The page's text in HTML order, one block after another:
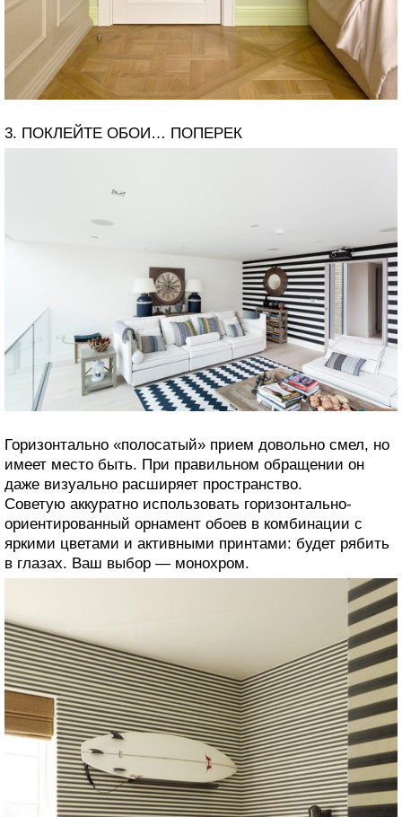
3. ПОКЛЕЙТЕ ОБОИ… ПОПЕРЕК
Горизонтально «полосатый» прием довольно смел, но
имеет место быть. При правильном обращении он
даже визуально расширяет пространство.
Советую аккуратно использовать горизонтально-
ориентированный орнамент обоев в комбинации с
яркими цветами и активными принтами: будет рябить
в глазах. Ваш выбор — монохром.